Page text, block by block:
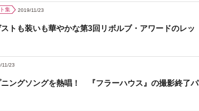
集 2019/11/23
トも装いも華やかな第3回リボルブ・アワードのレッ
11/23
ニングソングを熱唱！ 『フラーハウス』の撮影終了パ